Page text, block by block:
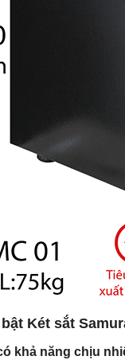
Két sắt
khả năng chịu